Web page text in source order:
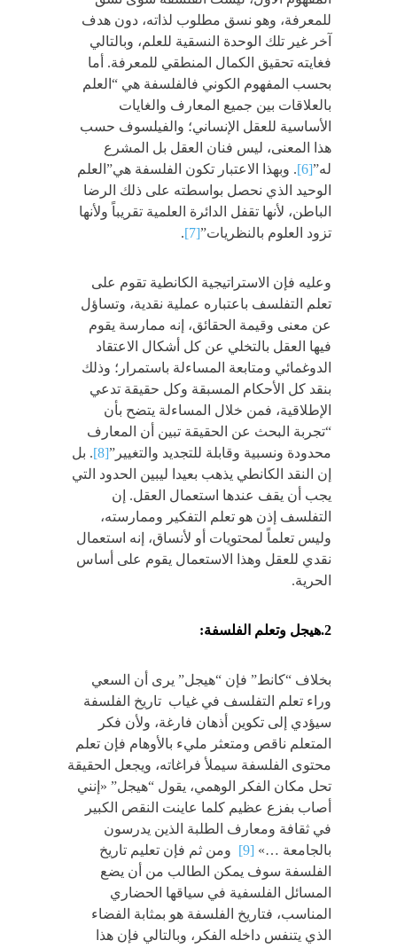
للمعرفة، وهو نسق مطلوب لذاته، دون هدف
آخر غير تلك الوحدة النسقية للعلم، وبالتالي
فغايته تحقيق الكمال المنطقي للمعرفة. أما
بحسب المفهوم الكوني فالفلسفة هي “العلم
بالعلاقات بين جميع المعارف والغايات
الأساسية للعقل الإنساني؛ والفيلسوف حسب
هذا المعنى، ليس فنان العقل بل المشرع
له”[6]
. وبهذا الاعتبار تكون الفلسفة هي”العلم
الوحيد الذي نحصل بواسطته على ذلك الرضا
الباطن، لأنها تقفل الدائرة العلمية تقريباً ولأنها
تزود العلوم بالنظريات”[7]
.
وعليه فإن الاستراتيجية الكانطية تقوم على
تعلم التفلسف باعتباره عملية نقدية، وتساؤل
عن معنى وقيمة الحقائق، إنه ممارسة يقوم
فيها العقل بالتخلي عن كل أشكال الاعتقاد
الدوغمائي ومتابعة المساءلة باستمرار؛ وذلك
بنقد كل الأحكام المسبقة وكل حقيقة تدعي
الإطلاقية، فمن خلال المساءلة يتضح بأن
“تجربة البحث عن الحقيقة تبين أن المعارف
محدودة ونسبية وقابلة للتجديد والتغيير”[8]
. بل
إن النقد الكانطي يذهب بعيدا ليبين الحدود التي
يجب أن يقف عندها استعمال العقل. إن
التفلسف إذن هو تعلم التفكير وممارسته،
وليس تعلماً لمحتويات أو لأنساق، إنه استعمال
نقدي للعقل وهذا الاستعمال يقوم على أساس
الحرية.
2.هيجل وتعلم الفلسفة:
بخلاف “كانط” فإن “هيجل” يرى أن السعي
وراء تعلم التفلسف في غياب تاريخ الفلسفة
سيؤدي إلى تكوين أذهان فارغة، ولأن فكر
المتعلم ناقص ومتعثر مليء بالأوهام فإن تعلم
محتوى الفلسفة سيملأ فراغاته، ويجعل الحقيقة
تحل مكان الفكر الوهمي، يقول “هيجل” «إنني
أصاب بفزع عظيم كلما عاينت النقص الكبير
في ثقافة ومعارف الطلبة الذين يدرسون
بالجامعة …» [9]
ومن ثم فإن تعليم تاريخ
الفلسفة سوف يمكن الطالب من أن يضع
المسائل الفلسفية في سياقها الحضاري
المناسب، فتاريخ الفلسفة هو بمثابة الفضاء
الذي يتنفس داخله الفكر، وبالتالي فإن هذا